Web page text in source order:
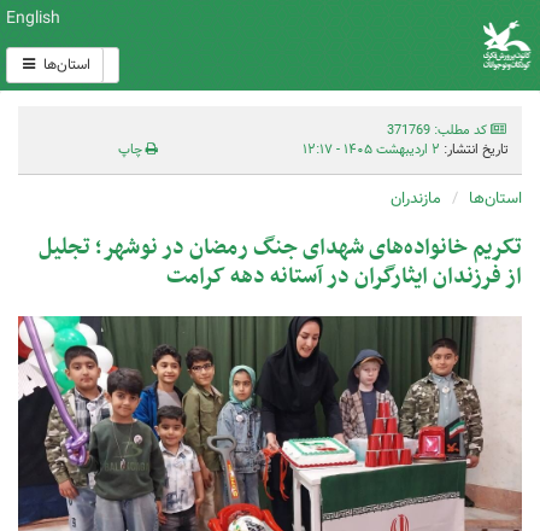
English
استان‌ها
کد مطلب: 371769
تاریخ انتشار: ۲ اردیبهشت ۱۴۰۵ - ۱۲:۱۷ چاپ
استان‌ها مازندران
تکریم خانواده‌های شهدای جنگ رمضان در نوشهر؛ تجلیل
از فرزندان ایثارگران در آستانه دهه کرامت